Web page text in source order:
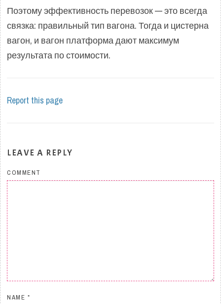
Поэтому эффективность перевозок — это всегда
связка: правильный тип вагона. Тогда и цистерна
вагон, и вагон платформа дают максимум
результата по стоимости.
Report this page
LEAVE A REPLY
COMMENT
NAME *